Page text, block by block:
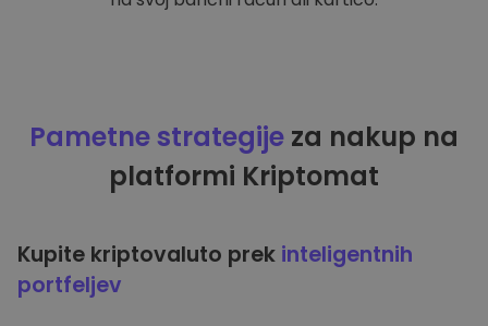
Pametne strategije za nakup na
platformi Kriptomat
Kupite kriptovaluto prek inteligentnih
portfeljev